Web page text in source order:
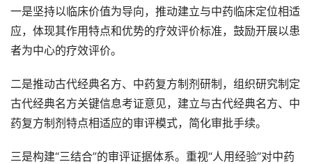
一是坚持以临床价值为导向，推动建立与中药临床定位相适
应，体现其作用特点和优势的疗效评价标准，鼓励开展以患
者为中心的疗效评价。
二是推动古代经典名方、中药复方制剂研制，组织研究制定
古代经典名方关键信息考证意见，建立与古代经典名方、中
药复方制剂特点相适应的审评模式，简化审批手续。
三是构建“三结合”的审评证据体系。重视“人用经验”对中药